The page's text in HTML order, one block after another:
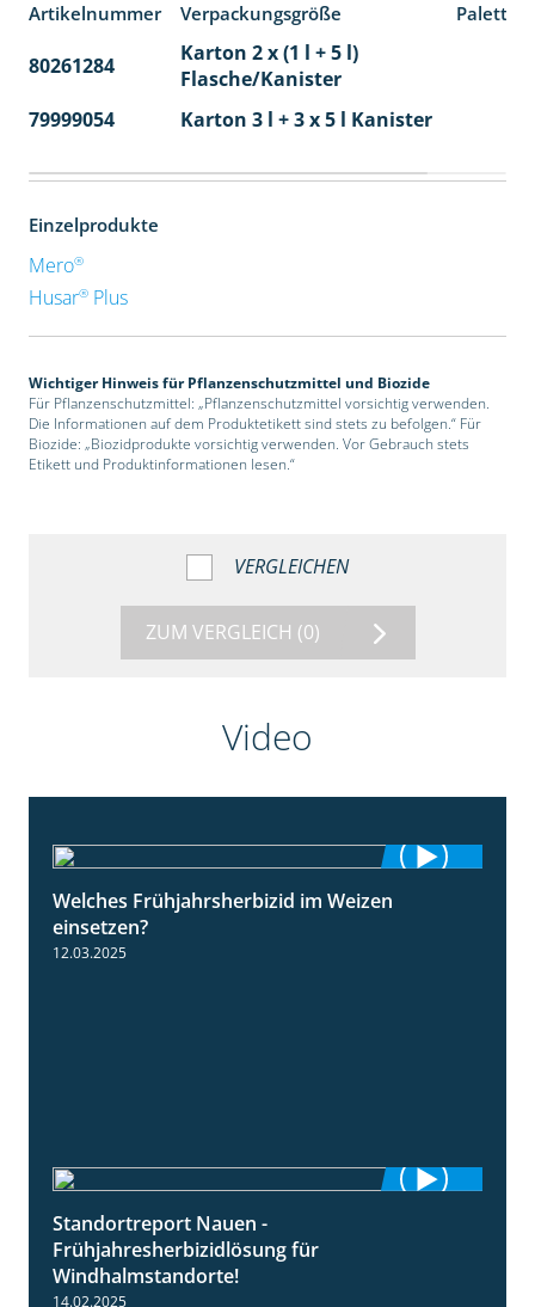
Artikelnummer Verpackungsgröße
80261284
Karton 2 x (1 l + 5 l)
Flasche/Kanister
79999054 Karton 3 l + 3 x 5 l Kanister
Einzelprodukte
Mero®
Husar®Plus
Wichtiger Hinweis für Pflanzenschutzmittel und Biozide
Für Pflanzenschutzmittel: „Pflanzenschutzmittel vorsichtig verwenden.
Die Informationen auf dem Produktetikett sind stets zu befolgen.“ Für
Biozide: „Biozidprodukte vorsichtig verwenden. Vor Gebrauch stets
Etikett und Produktinformationen lesen.“
VERGLEICHEN
ZUM VERGLEICH (0)
Video
Welches Frühjahrsherbizid im Weizen
einsetzen?
12.03.2025
Standortreport Nauen -
Frühjahresherbizidlösung für
Windhalmstandorte!
14.02.2025